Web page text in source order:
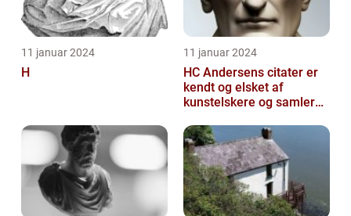
11 januar 2024
H
11 januar 2024
HC Andersens citater er
kendt og elsket af
kunstelskere og samlere